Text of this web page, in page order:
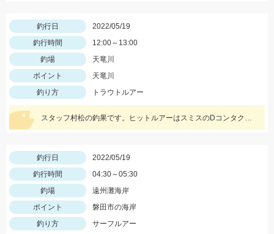
釣行日
2022/05/19
釣行時間
12:00～13:00
釣場
天竜川
ポイント
天竜川
釣り方
トラウトルアー
スタッフ村松の釣果です。ヒットルアーはスミスのDコンタクト63の鮎カラー。
釣行日
2022/05/19
釣行時間
04:30～05:30
釣場
遠州灘海岸
ポイント
磐田市の海岸
釣り方
サーフルアー